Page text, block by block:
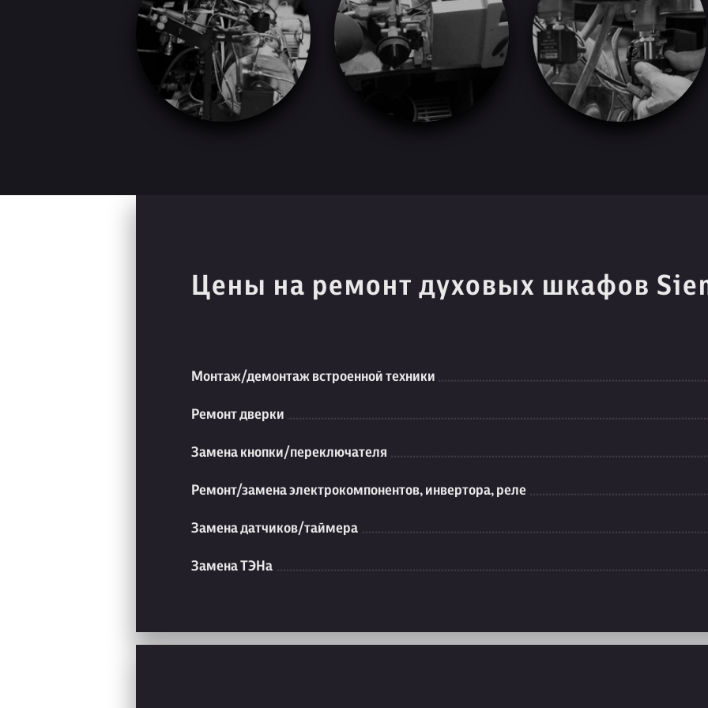
Цены на ремонт духовых шкафов
Монтаж/демонтаж встроенной техники
Ремонт дверки
Замена кнопки/переключателя
Ремонт/замена электрокомпонентов, инвертора, реле
Замена датчиков/таймера
Замена ТЭНа